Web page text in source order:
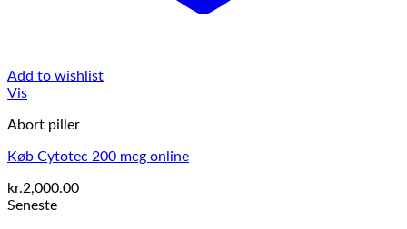
Add to wishlist
Vis
Abort piller
Køb Cytotec 200 mcg online
kr.2,000.00
Seneste